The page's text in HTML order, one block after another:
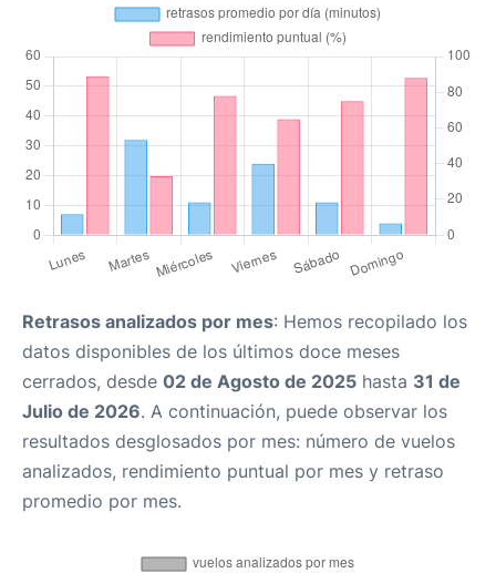
Retrasos analizados por mes: Hemos recopilado los
datos disponibles de los últimos doce meses
cerrados, desde 02 de Agosto de 2025 hasta 31 de
Julio de 2026. A continuación, puede observar los
resultados desglosados por mes: número de vuelos
analizados, rendimiento puntual por mes y retraso
promedio por mes.